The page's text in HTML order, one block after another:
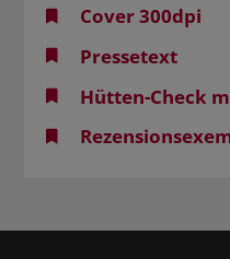
Cover 300dpi
Pressetext
Hütten-Check